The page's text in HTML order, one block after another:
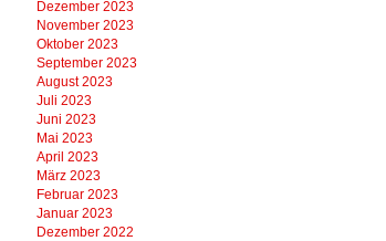
Dezember 2023
November 2023
Oktober 2023
September 2023
August 2023
Juli 2023
Juni 2023
Mai 2023
April 2023
März 2023
Februar 2023
Januar 2023
Dezember 2022